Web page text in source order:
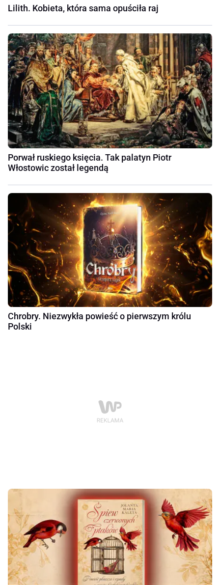
Lilith. Kobieta, która sama opuściła raj
Porwał ruskiego księcia. Tak palatyn Piotr
Włostowic został legendą
Chrobry. Niezwykła powieść o pierwszym królu
Polski